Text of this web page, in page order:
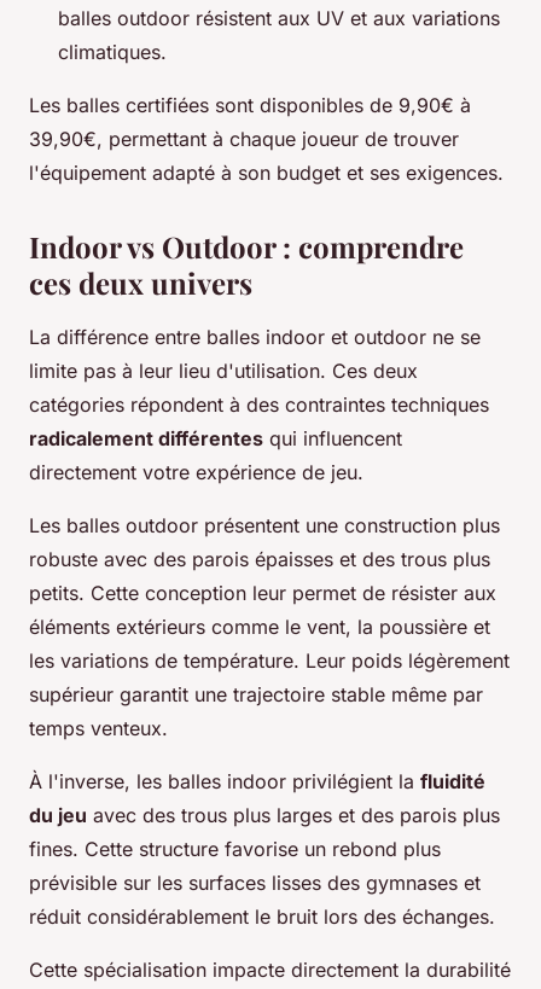
balles outdoor résistent aux UV et aux variations
climatiques.
Les balles certifiées sont disponibles de 9,90€ à
39,90€, permettant à chaque joueur de trouver
l'équipement adapté à son budget et ses exigences.
Indoor vs Outdoor : comprendre
ces deux univers
La différence entre balles indoor et outdoor ne se
limite pas à leur lieu d'utilisation. Ces deux
catégories répondent à des contraintes techniques
radicalement différentes qui influencent
directement votre expérience de jeu.
Les balles outdoor présentent une construction plus
robuste avec des parois épaisses et des trous plus
petits. Cette conception leur permet de résister aux
éléments extérieurs comme le vent, la poussière et
les variations de température. Leur poids légèrement
supérieur garantit une trajectoire stable même par
temps venteux.
À l'inverse, les balles indoor privilégient la fluidité
du jeu avec des trous plus larges et des parois plus
fines. Cette structure favorise un rebond plus
prévisible sur les surfaces lisses des gymnases et
réduit considérablement le bruit lors des échanges.
Cette spécialisation impacte directement la durabilité